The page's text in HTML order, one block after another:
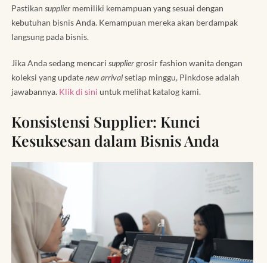
Pastikan supplier memiliki kemampuan yang sesuai dengan
kebutuhan bisnis Anda. Kemampuan mereka akan berdampak
langsung pada bisnis.
Jika Anda sedang mencari suppliergrosir fashion wanita dengan
koleksi yang updatenew arrivalsetiap minggu, Pinkdose adalah
jawabannya. Klik di sini untuk melihat katalog kami.
Konsistensi Supplier: Kunci
Kesuksesan dalam Bisnis Anda